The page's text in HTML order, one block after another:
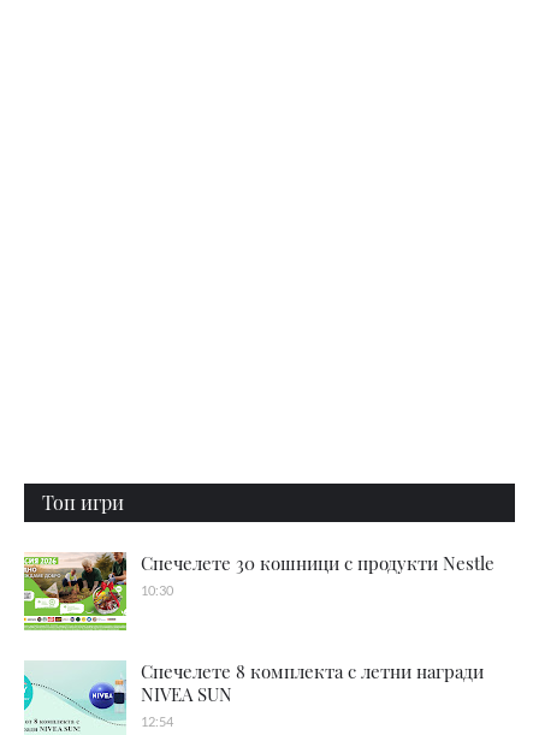
Топ игри
Спечелете 30 кошници с продукти Nestle
10:30
Спечелете 8 комплекта с летни награди
NIVEA SUN
12:54